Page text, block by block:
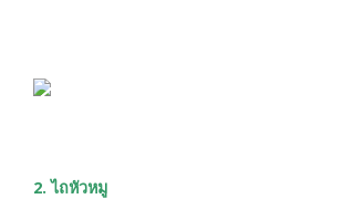
2. ไถหัวหมู